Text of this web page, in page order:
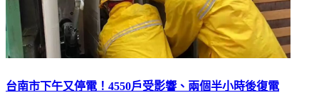
台南市下午又停電！4550戶受影響、兩個半小時後復電